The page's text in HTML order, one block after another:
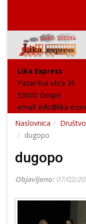
Lika Express
Pazariška ulica 36
53000 Gospić
email: info@lika-
Naslovnica
Društvo
dugopo
dugopo
Objavljeno: 07/02/